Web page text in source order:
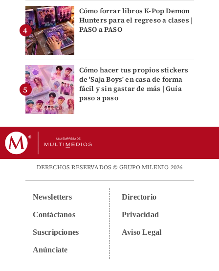
Cómo forrar libros K-Pop Demon
Hunters para el regreso a clases |
PASO a PASO
Cómo hacer tus propios stickers
de 'Saja Boys' en casa de forma
fácil y sin gastar de más | Guía
paso a paso
DERECHOS RESERVADOS © GRUPO MILENIO 2026
Newsletters
Contáctanos
Suscripciones
Anúnciate
Directorio
Privacidad
Aviso Legal